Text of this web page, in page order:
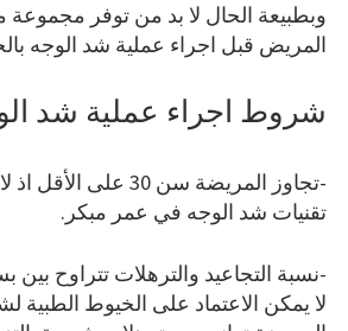
وبطبيعة الحال لا بد من توفر
المريض قبل اجراء عملية شد الوجه
شروط اجراء عملية شد
-تجاوز المريضة سن 30
تقنيات شد الوجه في عمر مبكر.
-نسبة التجاعيد والترهلات تتراوح
لا يمكن الاعتماد على الخيوط الطبية